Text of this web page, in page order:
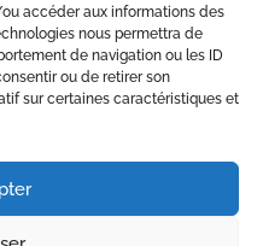
accéder aux informations des
nous permettra de
de navigation ou les ID
ou de retirer son
sur certaines caractéristiques et
de produits
chignons